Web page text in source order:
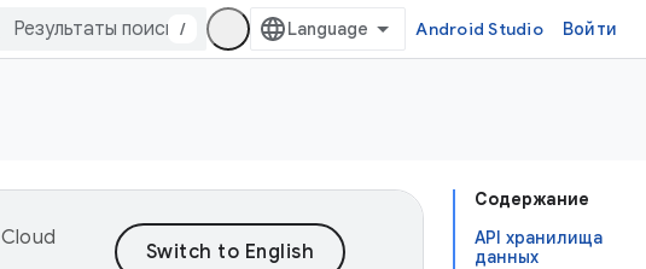
/ Android Studio Войти
Содержание
API хранилища
данных
Cloud